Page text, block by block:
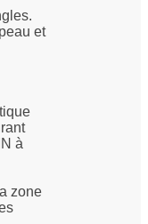
et
à
zone